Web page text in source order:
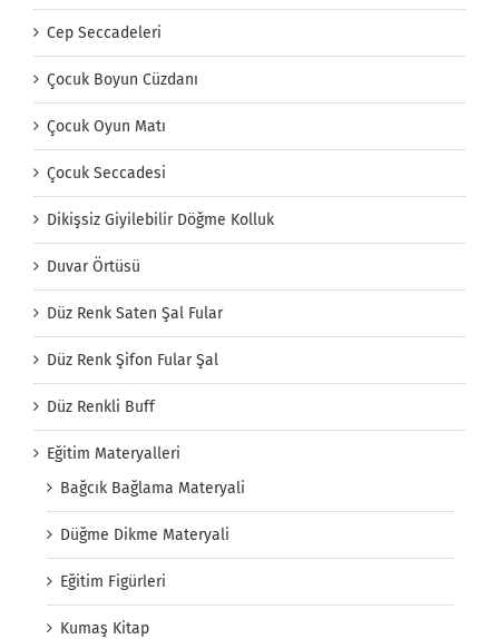
Cep Seccadeleri
Çocuk Boyun Cüzdanı
Çocuk Oyun Matı
Çocuk Seccadesi
Dikişsiz Giyilebilir Döğme Kolluk
Duvar Örtüsü
Düz Renk Saten Şal Fular
Düz Renk Şifon Fular Şal
Düz Renkli Buff
Eğitim Materyalleri
Bağcık Bağlama Materyali
Düğme Dikme Materyali
Eğitim Figürleri
Kumaş Kitap